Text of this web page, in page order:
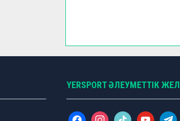
YERSPORT ӘЛЕУМЕТТІК
f i t y t